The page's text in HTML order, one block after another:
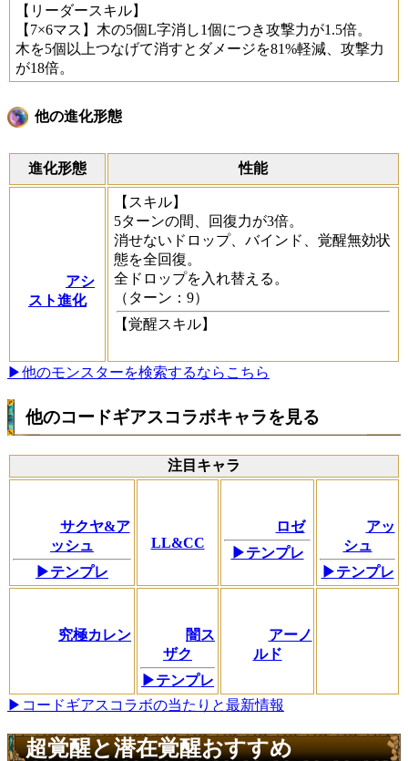
【リーダースキル】
【7×6マス】木の5個L字消し1個につき攻撃力が1.5倍。
木を5個以上つなげて消すとダメージを81%軽減、攻撃力
が18倍。
他の進化形態
進化形態 性能
アシ
スト進化
【スキル】
5ターンの間、回復力が3倍。
消せないドロップ、バインド、覚醒無効状
態を全回復。
全ドロップを入れ替える。
（ターン：9）
【覚醒スキル】
▶他のモンスターを検索するならこちら
他のコードギアスコラボキャラを見る
注目キャラ
サクヤ&ア
ッシュ
▶テンプレ
LL&CC
ロゼ
▶テンプレ
アッ
シュ
▶テンプレ
究極カレン
闇ス
ザク
▶テンプレ
アーノ
ルド
▶コードギアスコラボの当たりと最新情報
超覚醒と潜在覚醒おすすめ